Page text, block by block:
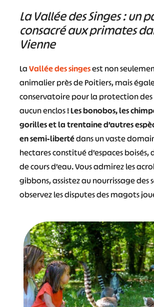
La Vallée des Singes : un
consacré aux primates
Vienne
LaVallée des singesest non
animalier près de Poitiers, mais
conservatoire pour la protection des
aucun enclos !Les bonobos, les
gorilles et la trentaine d’autres
en semi-libertédans un vaste
hectares constitué d’espaces boisés,
de cours d’eau. Vous admirez les
gibbons, assistez au nourrissage des
observez les disputes des magots